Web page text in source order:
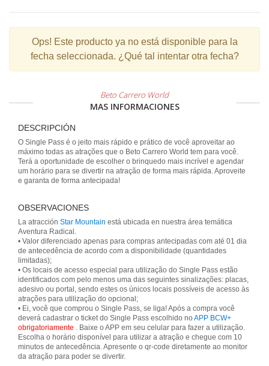
Ops! Este producto ya no está disponible para la
fecha seleccionada. ¿Qué tal intentar otra fecha?
Beto Carrero World
MAS INFORMACIONES
DESCRIPCIÓN
O Single Pass é o jeito mais rápido e prático de você aproveitar ao
máximo todas as atrações que o Beto Carrero World tem para você.
Terá a oportunidade de escolher o brinquedo mais incrível e agendar
um horário para se divertir na atração de forma mais rápida. Aproveite
e garanta de forma antecipada!
OBSERVACIONES
La atracción Star Mountain está ubicada en nuestra área temática
Aventura Radical.
• Valor diferenciado apenas para compras antecipadas com até 01 dia
de antecedência de acordo com a disponibilidade (quantidades
limitadas);
• Os locais de acesso especial para utilização do Single Pass estão
identificados com pelo menos uma das seguintes sinalizações: placas,
adesivo ou portal, sendo estes os únicos locais possíveis de acesso às
atrações para utilização do opcional;
• Ei, você que comprou o Single Pass, se liga! Após a compra você
deverá cadastrar o ticket do Single Pass escolhido no APP BCW+
obrigatoriamente . Baixe o APP em seu celular para fazer a utilização.
Escolha o horário disponível para utilizar a atração e chegue com 10
minutos de antecedência. Apresente o qr-code diretamente ao monitor
da atração para poder se divertir.